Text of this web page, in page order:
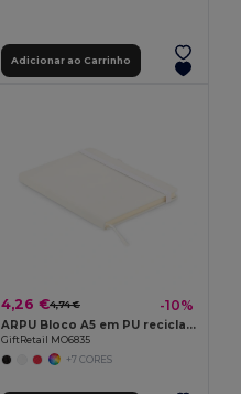
Adicionar ao Carrinho
4,26 €4,74 € -10%
ARPU Bloco A5 em PU reciclado
GiftRetail MO6835
+7 CORES